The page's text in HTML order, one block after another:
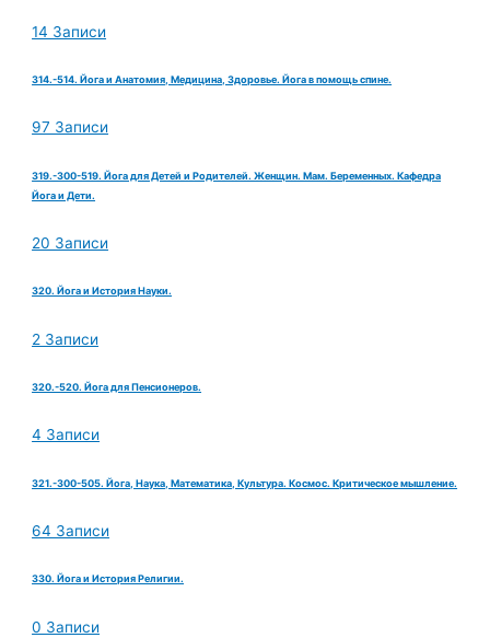
14 Записи
314.-514. Йога и Анатомия, Медицина, Здоровье. Йога в помощь спине.
97 Записи
319.-300-519. Йога для Детей и Родителей. Женщин. Мам. Беременных. Кафедра
Йога и Дети.
20 Записи
320. Йога и История Науки.
2 Записи
320.-520. Йога для Пенсионеров.
4 Записи
321.-300-505. Йога, Наука, Математика, Культура. Космос. Критическое мышление.
64 Записи
330. Йога и История Религии.
0 Записи